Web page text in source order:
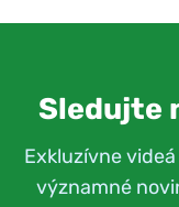
Sledujte
Exkluzívne
významné